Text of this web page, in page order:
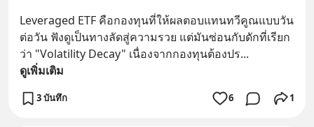
Leveraged ETF คือกองทุนที่ให้ผลตอบแทนทวีคูณแบบวัน
ต่อวัน ฟังดูเป็นทางลัดสู่ความรวย แต่มันซ่อนกับดักที่เรียก
ว่า "Volatility Decay" เนื่องจากกองทุนต้องปร...
ดูเพิ่มเติม
3 บันทึก 6 1